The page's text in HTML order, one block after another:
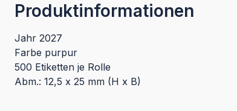
Produktinformationen
Jahr 2027
Farbe purpur
500 Etiketten je Rolle
Abm.: 12,5 x 25 mm (H x B)